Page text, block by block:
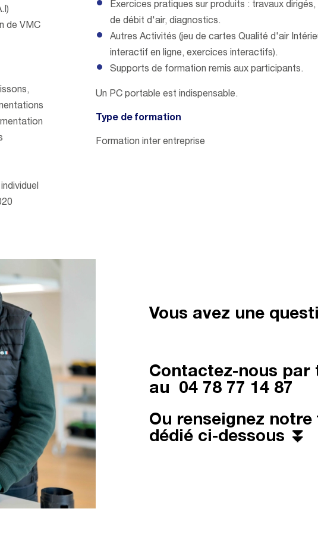
de VMC
Exercices pratiques sur produits : travaux
de débit d'air, diagnostics.
Autres Activités (jeu de cartes Qualité d'air
interactif en ligne, exercices interactifs).
Supports de formation remis aux participants.
Un PC portable est indispensable.
Type de formation
Formation inter entreprise
Vous avez une
Contactez-nous par
au
04 78 77 14 87
Ou renseignez
dédié ci-dessous ⏬